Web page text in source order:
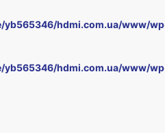
yb565346/hdmi.com.ua/www/
yb565346/hdmi.com.ua/www/